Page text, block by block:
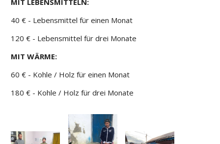
MIT LEBENSMITTELN:
40 € - Lebensmittel für einen Monat
120 € - Lebensmittel für drei Monate
MIT WÄRME:
60 € - Kohle / Holz für einen Monat
180 € - Kohle / Holz für drei Monate